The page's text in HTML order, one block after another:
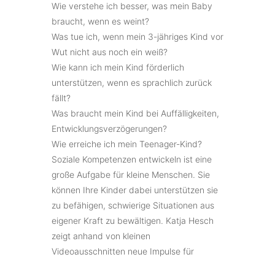
Wie verstehe ich besser, was mein Baby
braucht, wenn es weint?
Was tue ich, wenn mein 3-jähriges Kind vor
Wut nicht aus noch ein weiß?
Wie kann ich mein Kind förderlich
unterstützen, wenn es sprachlich zurück
fällt?
Was braucht mein Kind bei Auffälligkeiten,
Entwicklungsverzögerungen?
Wie erreiche ich mein Teenager-Kind?
Soziale Kompetenzen entwickeln ist eine
große Aufgabe für kleine Menschen. Sie
können Ihre Kinder dabei unterstützen sie
zu befähigen, schwierige Situationen aus
eigener Kraft zu bewältigen. Katja Hesch
zeigt anhand von kleinen
Videoausschnitten neue Impulse für